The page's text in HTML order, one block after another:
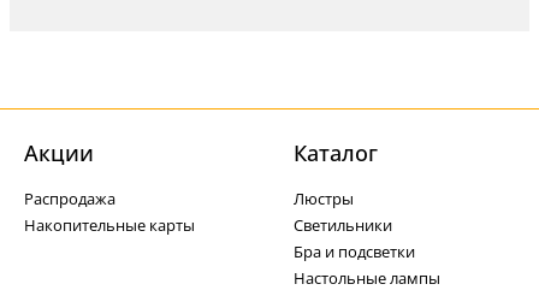
Акции
Распродажа
Накопительные карты
Каталог
Люстры
Светильники
Бра и подсветки
Настольные лампы